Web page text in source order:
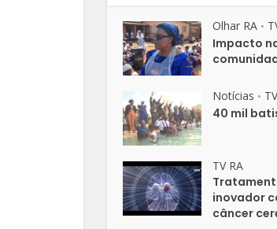
Olhar RA •
Impacto
Notícias •
40 mil
TV RA
inovador
câncer